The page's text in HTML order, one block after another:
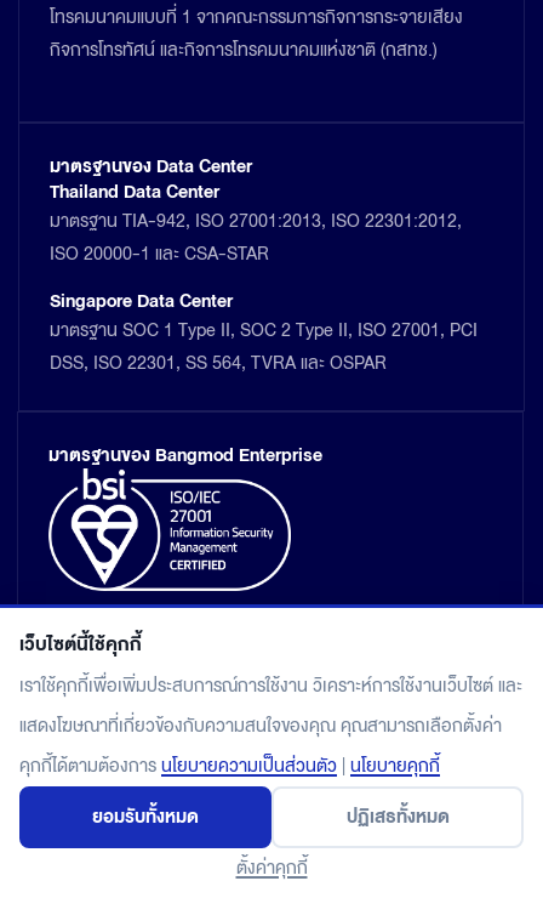
โทรคมนาคมแบบที่ 1 จากคณะกรรมการกิจการกระจายเสียง
กิจการโทรทัศน์ และกิจการโทรคมนาคมแห่งชาติ (กสทช.)
มาตรฐานของ Data Center
Thailand Data Center
มาตรฐาน TIA-942, ISO 27001:2013, ISO 22301:2012,
ISO 20000-1 และ CSA-STAR
Singapore Data Center
มาตรฐาน SOC 1 Type II, SOC 2 Type II, ISO 27001, PCI
DSS, ISO 22301, SS 564, TVRA และ OSPAR
มาตรฐานของ Bangmod Enterprise
© 2026 Bangmod.Cloud by Bangmod Enterprise Co., Ltd.
All rights reserved.
แผนผังเว็บไซต์
นโยบายคุ้มครองข้อมูลส่วนบุคคล
เว็บไซต์นี้ใช้คุกกี้
เราใช้คุกกี้เพื่อเพิ่มประสบการณ์การใช้งาน วิเคราะห์การใช้งานเว็บไซต์ และ
แสดงโฆษณาที่เกี่ยวข้องกับความสนใจของคุณ คุณสามารถเลือกตั้งค่า
คุกกี้ได้ตามต้องการนโยบายความเป็นส่วนตัว | นโยบายคุกกี้
ยอมรับทั้งหมด ปฏิเสธทั้งหมด
ตั้งค่าคุกกี้